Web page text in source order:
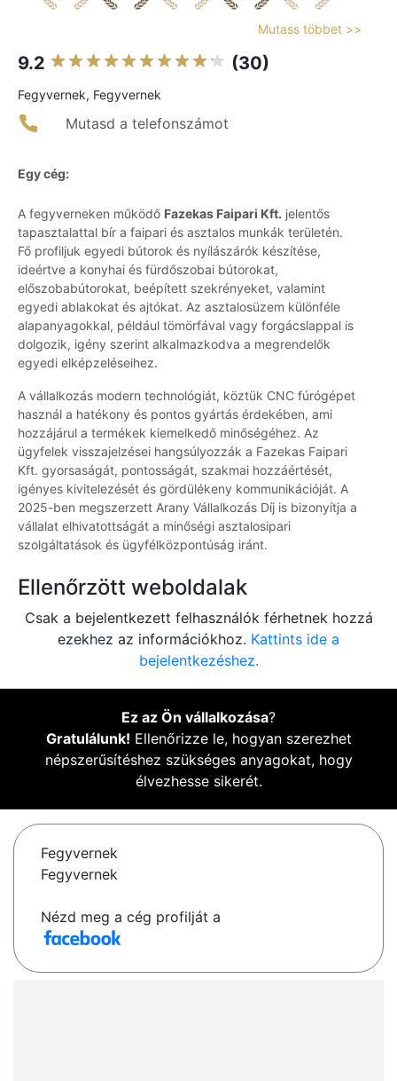
Mutass többet >>
9.2 (30)
Fegyvernek, Fegyvernek
Mutasd a telefonszámot
Egy cég:
A fegyverneken működő Fazekas Faipari Kft. jelentős
tapasztalattal bír a faipari és asztalos munkák területén.
Fő profiljuk egyedi bútorok és nyílászárók készítése,
ideértve a konyhai és fürdőszobai bútorokat,
előszobabútorokat, beépített szekrényeket, valamint
egyedi ablakokat és ajtókat. Az asztalosüzem különféle
alapanyagokkal, például tömörfával vagy forgácslappal is
dolgozik, igény szerint alkalmazkodva a megrendelők
egyedi elképzeléseihez.
A vállalkozás modern technológiát, köztük CNC fúrógépet
használ a hatékony és pontos gyártás érdekében, ami
hozzájárul a termékek kiemelkedő minőségéhez. Az
ügyfelek visszajelzései hangsúlyozzák a Fazekas Faipari
Kft. gyorsaságát, pontosságát, szakmai hozzáértését,
igényes kivitelezését és gördülékeny kommunikációját. A
2025-ben megszerzett Arany Vállalkozás Díj is bizonyítja a
vállalat elhivatottságát a minőségi asztalosipari
szolgáltatások és ügyfélközpontúság iránt.
Ellenőrzött weboldalak
Csak a bejelentkezett felhasználók férhetnek hozzá
ezekhez az információkhoz. Kattints ide a
bejelentkezéshez.
Ez az Ön vállalkozása?
Gratulálunk! Ellenőrizze le, hogyan szerezhet
népszerűsítéshez szükséges anyagokat, hogy
élvezhesse sikerét.
Fegyvernek
Fegyvernek
Nézd meg a cég profilját a